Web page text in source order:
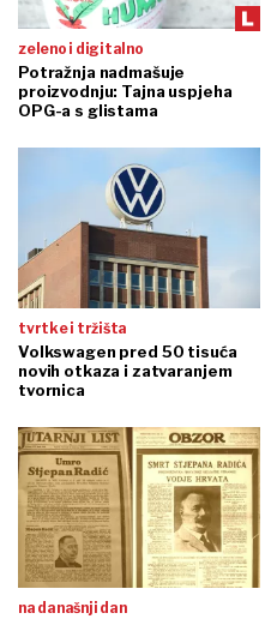
zeleno i digitalno
Potražnja nadmašuje
proizvodnju: Tajna uspjeha
OPG-a s glistama
tvrtke i tržišta
Volkswagen pred 50 tisuća
novih otkaza i zatvaranjem
tvornica
na današnji dan